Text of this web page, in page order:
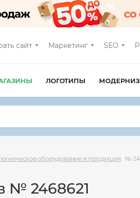
сайт Маркетинг SEO
ЛОГОТИПЫ
оборудование и продукция №
№ 2468621